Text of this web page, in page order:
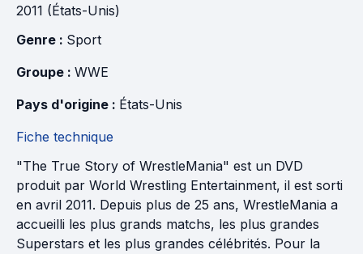
2011 (États-Unis)
Genre : Sport
Groupe : WWE
Pays d'origine : États-Unis
Fiche technique
"The True Story of WrestleMania" est un DVD
produit par World Wrestling Entertainment, il est sorti
en avril 2011. Depuis plus de 25 ans, WrestleMania a
accueilli les plus grands matchs, les plus grandes
Superstars et les plus grandes célébrités. Pour la